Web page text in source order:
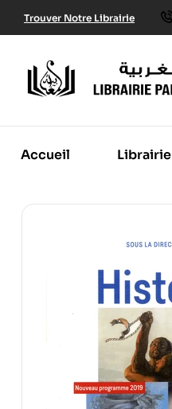
Trouver Notre Librairie
Accueil Librairie